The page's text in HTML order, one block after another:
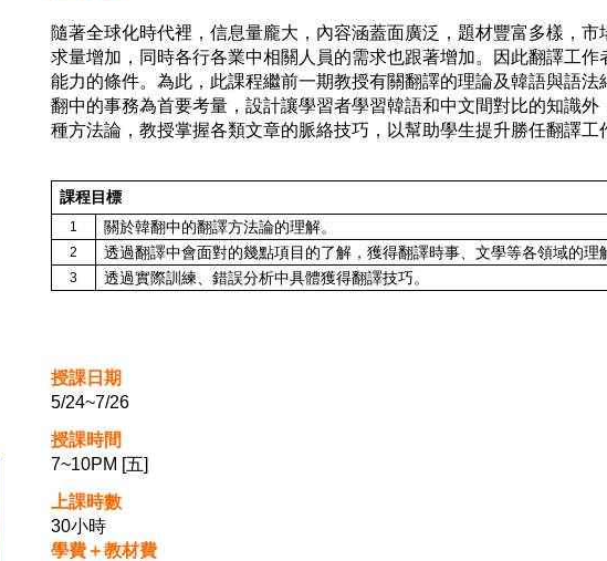
隨著全球化時代裡，信息量龐大，內容涵蓋面廣泛，題材豐富多樣，
求量增加，同時各行各業中相關人員的需求也跟著增加。因此翻譯工
能力的條件。為此，此課程繼前一期教授有關翻譯的理論及韓語與語
翻中的事務為首要考量，設計讓學習者學習韓語和中文間對比的知識
種方法論，教授掌握各類文章的脈絡技巧，以幫助學生提升勝任翻譯工
課程目標
1 關於韓翻中的翻譯方法論的理解。
2 透過翻譯中會面對的幾點項目的了解，獲得翻譯時事、文學等各領域的理
3 透過實際訓練、錯誤分析中具體獲得翻譯技巧。
授課日期
5/24~7/26
授課時間
7~10PM [五]
上課時數
30小時
學費＋教材費